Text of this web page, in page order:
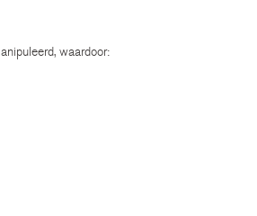
waardoor: